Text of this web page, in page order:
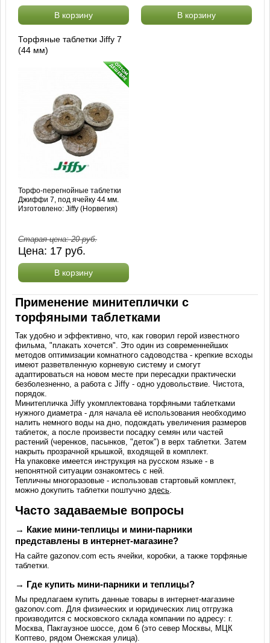
В корзину В корзину
Торфяные таблетки Jiffy 7
(44 мм)
Торфо-перегнойные таблетки
Джиффи 7, под ячейку 44 мм.
Изготовлено: Jiffy (Норвегия)
Старая цена:20руб.
Цена: 17 руб.
В корзину
Применение минитеплички с
торфяными таблетками
Так удобно и эффективно, что, как говорил герой известного
фильма, "плакать хочется". Это один из современнейших
методов оптимизации комнатного садоводства - крепкие всходы
имеют разветвленную корневую систему и смогут
адаптироваться на новом месте при пересадки практически
безболезненно, а работа с Jiffy - одно удовольствие. Чистота,
порядок.
Минитепличка Jiffy укомплектована торфяными таблетками
нужного диаметра - для начала её использования необходимо
налить немного воды на дно, подождать увеличения размеров
таблеток, а после произвести посадку семян или частей
растений (черенков, пасынков, "деток") в верх таблетки. Затем
накрыть прозрачной крышкой, входящей в комплект.
На упаковке имеется инструкция на русском языке - в
непонятной ситуации ознакомтесь с ней.
Тепличны многоразовые - использовав стартовый комплект,
можно докупить таблетки поштучноздесь
Часто задаваемые вопросы
→ Какие мини-теплицы и мини-парники
представлены в интернет-магазине?
На сайте gazonov.com есть ячейки, коробки, а также торфяные
таблетки.
→ Где купить мини-парники и теплицы?
Мы предлагаем купить данные товары в интернет-магазине
gazonov.com. Для физических и юридических лиц отгрузка
производится с московского склада компании по адресу: г.
Москва, Пакгаузное шоссе, дом 6 (это север Москвы, МЦК
Коптево, рядом Онежская улица).